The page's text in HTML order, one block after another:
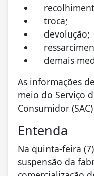
troca;
devolução;
demais
As informações
meio do Serviço
Consumidor
Entenda
Na quinta-feira
suspensão da